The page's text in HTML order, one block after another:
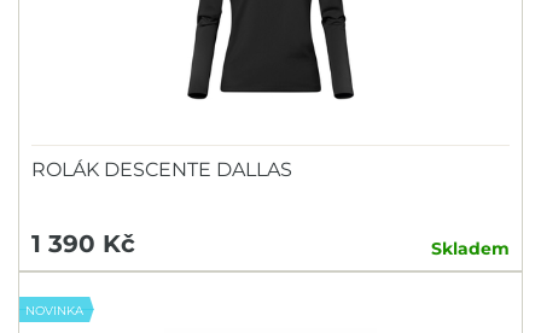
ROLÁK DESCENTE DALLAS
1 390 Kč Skladem
NOVINKA